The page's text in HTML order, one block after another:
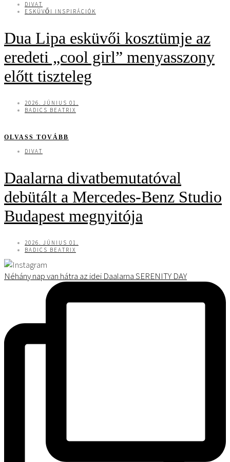
DIVAT
ESKÜVŐI INSPIRÁCIÓK
Dua Lipa esküvői kosztümje az
eredeti „cool girl” menyasszony
előtt tiszteleg
2026. JÚNIUS 01.
BADICS BEATRIX
OLVASS TOVÁBB
DIVAT
Daalarna divatbemutatóval
debütált a Mercedes-Benz Studio
Budapest megnyitója
2026. JÚNIUS 01.
BADICS BEATRIX
Néhány nap van hátra az idei Daalarna SERENITY DAY